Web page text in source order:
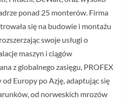
ponad 25 monterów. Firma
się na budowie i montażu
swoje usługi o
maszyn i ciągów
z globalnego zasięgu, PROFEX
Europy po Azję, adaptując się
od norweskich mrozów